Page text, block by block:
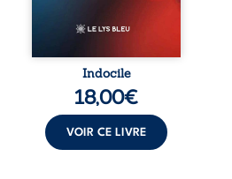
vivent trop fort,
trop vrai, trop tôt.
traversée. Une
langue nue. Une
insurrection
calme. Une
déclaration
d’existence pour ...
Indocile
18,00€
VOIR CE LIVRE